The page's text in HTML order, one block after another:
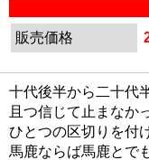
販売価格
十代後半から二十代
且つ信じて止まなか
ひとつの区切りを付
馬鹿ならば馬鹿とで